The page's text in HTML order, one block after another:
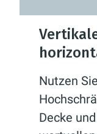
Nutzen
Decke